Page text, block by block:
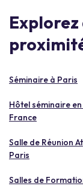
Explorez
Séminaire à Paris
Hôtel séminaire
France
Salle de Réunion
Paris
Salles de